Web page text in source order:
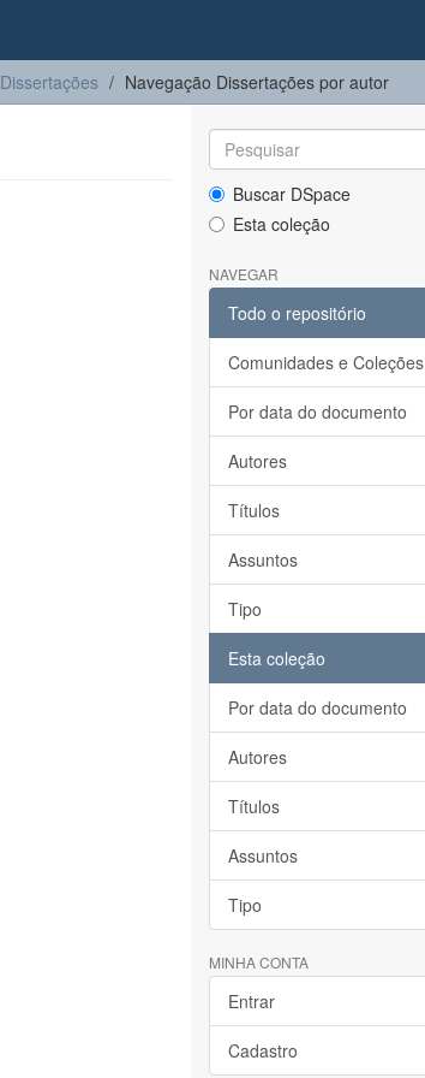
Dissertações Navegação Dissertações por autor
Buscar DSpace
Esta coleção
NAVEGAR
Todo o repositório
Comunidades e Coleções
Por data do documento
Autores
Títulos
Assuntos
Tipo
Esta coleção
Por data do documento
Autores
Títulos
Assuntos
Tipo
MINHA CONTA
Entrar
Cadastro